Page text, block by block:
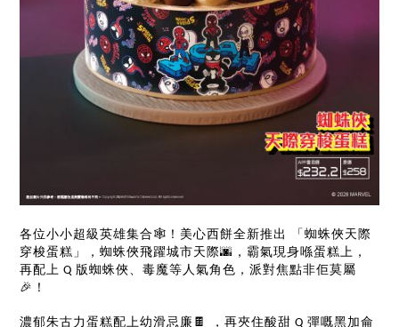
各位小小超級英雄集合 🕸️ ！美心西餅全新推出
「蜘蛛俠天際
穿梭蛋糕」，蜘蛛俠飛躍城市天際🌆 ，霸氣現身喺蛋糕上，
再配上 Q 版蜘蛛俠、毒魔等人氣角色，派對焦點非佢莫屬
🎉 ！
濃郁朱古力蛋糕配上幼滑忌廉 🍫 ，再夾住酸甜 Q彈嘅黑加侖